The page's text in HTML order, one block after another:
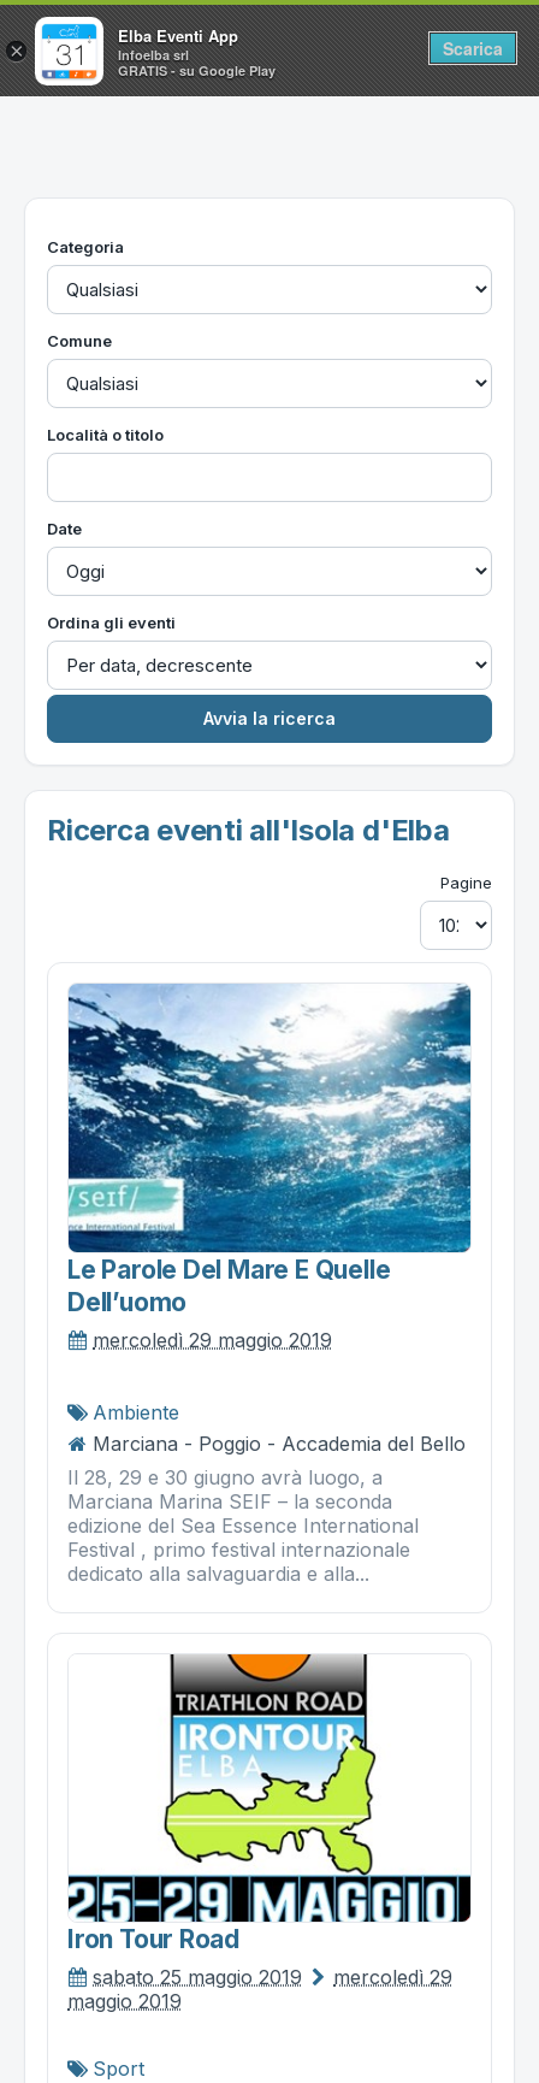
Home
Utilità
Categoria
Comune
Località o titolo
Date
Ordina gli eventi
Ricerca eventi all'Isola d'Elba
Pagine
Le Parole Del Mare E Quelle
Dell’uomo
mercoledì 29 maggio 2019
Ambiente
Marciana - Poggio - Accademia del Bello
Il 28, 29 e 30 giugno avrà luogo, a
Marciana Marina SEIF – la seconda
edizione del Sea Essence International
Festival , primo festival internazionale
dedicato alla salvaguardia e alla...
Iron Tour Road
sabato 25 maggio 2019
mercoledì 29
maggio 2019
Sport
×
Elba Eventi App
Infoelba srl
GRATIS - su Google Play
Scarica